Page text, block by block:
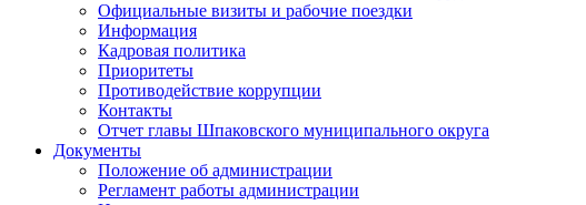
Официальные визиты и рабочие поездки
Информация
Кадровая политика
Приоритеты
Противодействие коррупции
Контакты
Отчет главы Шпаковского муниципального округа
Документы
Положение об администрации
Регламент работы администрации